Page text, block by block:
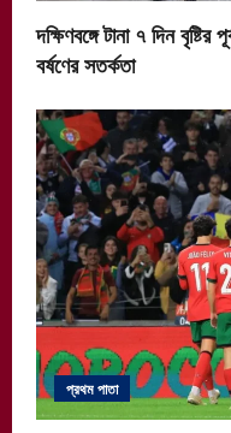
দক্ষিণবঙ্গে টানা ৭ দিন
বর্ষণের সতর্কতা
প্রথম পাতা